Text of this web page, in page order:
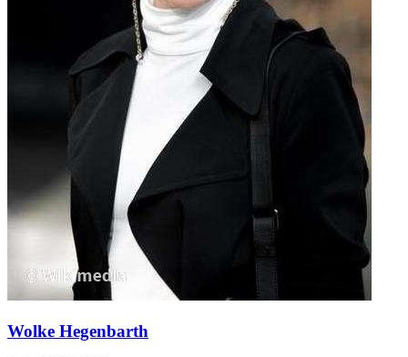
Wolke Hegenbarth